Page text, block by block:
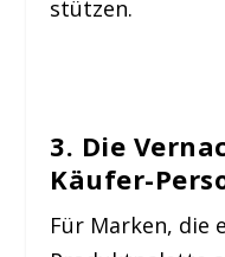
stützen.
3. Die
Käufer-
Für Marken, die